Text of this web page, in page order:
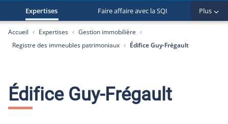
Expertises Faire affaire avec la SQI Plus
You are here:
Accueil Expertises
Gestion immobilière
Registre des immeubles patrimoniaux
Édifice Guy-Frégault
Édifice Guy-Frégault